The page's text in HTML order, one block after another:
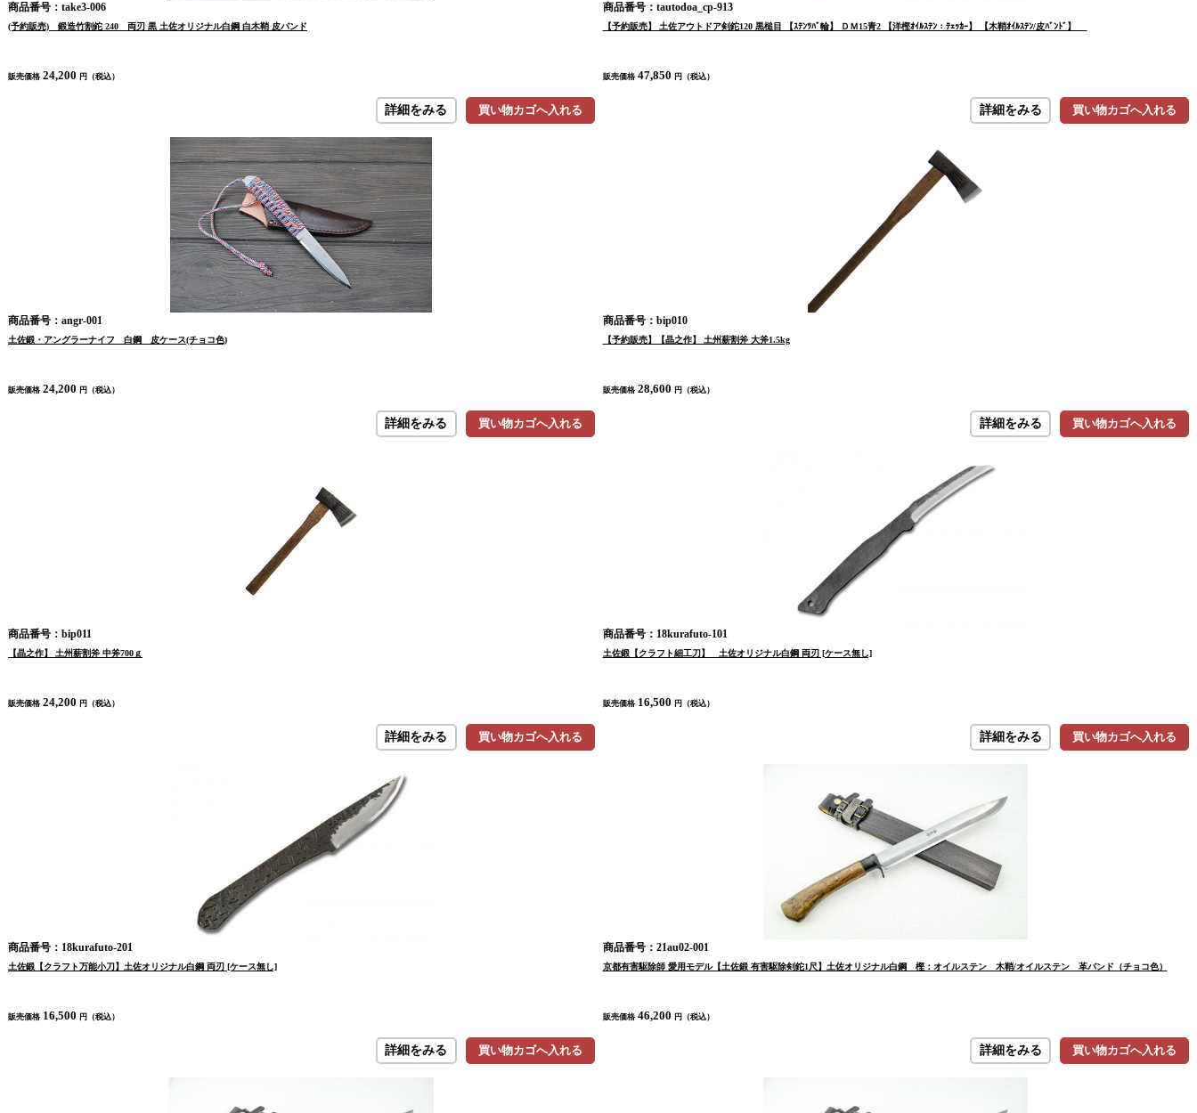
商品番号：take3-006
(予約販売) 鍛造竹割鉈 240 両刃 黒 土佐オリジナル白鋼 白木鞘 皮バンド
販売価格 24,200 円（税込）
買い物カゴへ入れる
詳細をみる
商品番号：tautodoa_cp-913
【予約販売】 土佐アウトドア剣鉈120 黒槌目 【ｽﾃﾝﾂﾊﾞ輪】 ＤＭ15青2 【洋樫ｵｲﾙｽﾃﾝ：ﾃｪｯｶｰ】 【木鞘ｵｲﾙｽﾃﾝ/皮ﾊﾞﾝﾄﾞ】
販売価格 47,850 円（税込）
買い物カゴへ入れる
詳細をみる
商品番号：angr-001
土佐鍛・アングラーナイフ 白鋼 皮ケース(チョコ色)
販売価格 24,200 円（税込）
買い物カゴへ入れる
詳細をみる
商品番号：bip010
【予約販売】【晶之作】 土州薪割斧 大斧1.5kg
販売価格 28,600 円（税込）
買い物カゴへ入れる
詳細をみる
商品番号：bip011
【晶之作】 土州薪割斧 中斧700ｇ
販売価格 24,200 円（税込）
買い物カゴへ入れる
詳細をみる
商品番号：18kurafuto-101
土佐鍛【クラフト細工刀】 土佐オリジナル白鋼 両刃 [ケース無し]
販売価格 16,500 円（税込）
買い物カゴへ入れる
詳細をみる
商品番号：18kurafuto-201
土佐鍛【クラフト万能小刀】土佐オリジナル白鋼 両刃 [ケース無し]
販売価格 16,500 円（税込）
買い物カゴへ入れる
詳細をみる
商品番号：21au02-001
京都有害駆除師 愛用モデル【土佐鍛 有害駆除剣鉈1尺】土佐オリジナル白鋼 樫：オイルステン 木鞘/オイルステン 革バンド（チョコ色）
販売価格 46,200 円（税込）
買い物カゴへ入れる
詳細をみる